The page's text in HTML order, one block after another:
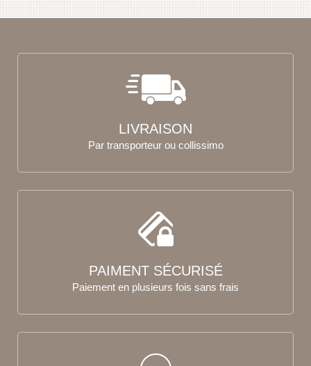
LIVRAISON
Par transporteur ou collissimo
PAIMENT SÉCURISÉ
Paiement en plusieurs fois sans frais